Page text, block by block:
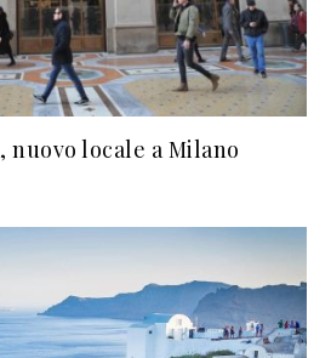
nuovo locale a Milano